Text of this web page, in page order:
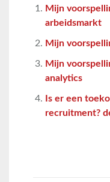
Mijn
arbeidsmarkt
Mijn
Mijn
analytics
Is er een
recruitment?